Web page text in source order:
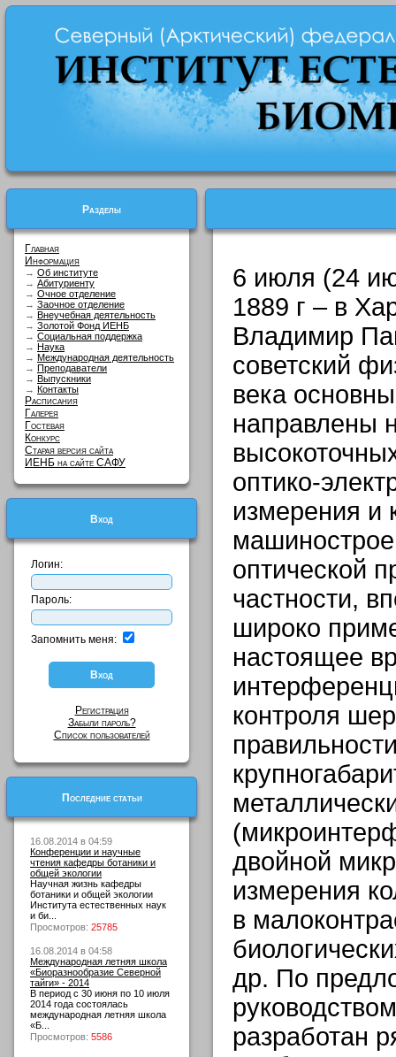
Разделы
Главная
Информация
→ Об институте
→ Абитуриенту
→ Очное отделение
→ Заочное отделение
→ Внеучебная деятельность
→ Золотой Фонд ИЕНБ
→ Социальная поддержка
→ Наука
→ Международная деятельность
→ Преподаватели
→ Выпускники
→ Контакты
Расписания
Галерея
Гостевая
Конкурс
Старая версия сайта
ИЕНБ на сайте САФУ
Вход
Логин:
Пароль:
Запомнить меня:
Регистрация
Забыли пароль?
Список пользователей
Последние статьи
16.08.2014 в 04:59
Конференции и научные
чтения кафедры ботаники и
общей экологии
Научная жизнь кафедры
ботаники и общей экологии
Института естественных наук
и би...
Просмотров: 25785
16.08.2014 в 04:58
Международная летняя школа
«Биоразнообразие Северной
тайги» - 2014
В период с 30 июня по 10 июля
2014 года состоялась
международная летняя школа
«Б...
Просмотров: 5586
6 июля (24
1889 г – в
Владимир
советский
века
направлены
оптико-
измерения и
оптической
частности,
широко
настоящее
контроля
двойной
измерения
в
др. По
разработан